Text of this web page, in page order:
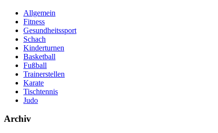
Allgemein
Fitness
Gesundheitssport
Schach
Kinderturnen
Basketball
Fußball
Trainerstellen
Karate
Tischtennis
Judo
Archiv